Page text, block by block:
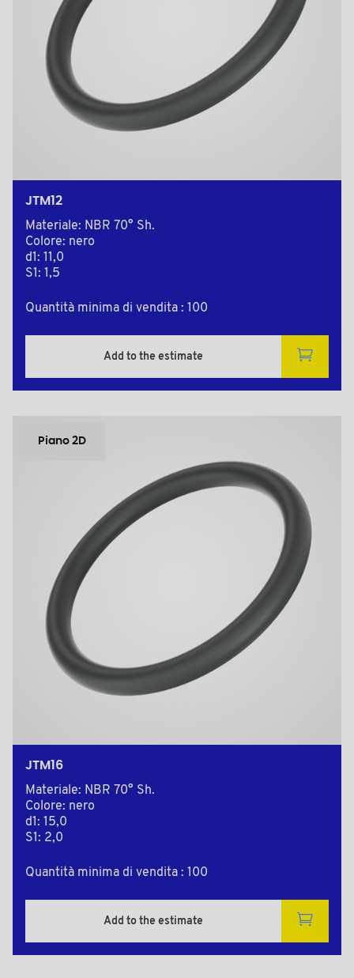
JTM12
Materiale: NBR 70° Sh.
Colore: nero
d1: 11,0
S1: 1,5
Quantità minima di vendita : 100
Add to the estimate
Piano 2D
JTM16
Materiale: NBR 70° Sh.
Colore: nero
d1: 15,0
S1: 2,0
Quantità minima di vendita : 100
Add to the estimate